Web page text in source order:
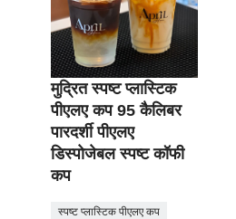
मुद्रित स्पष्ट प्लास्टिक
पीएलए कप 95 कैलिबर
पारदर्शी पीएलए
डिस्पोजेबल स्पष्ट कॉफी
कप
स्पष्ट प्लास्टिक पीएलए कप